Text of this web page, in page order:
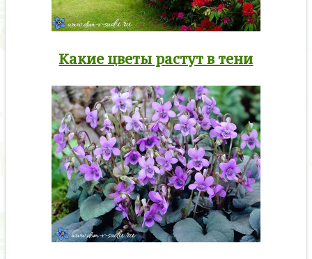
Какие цветы растут в тени